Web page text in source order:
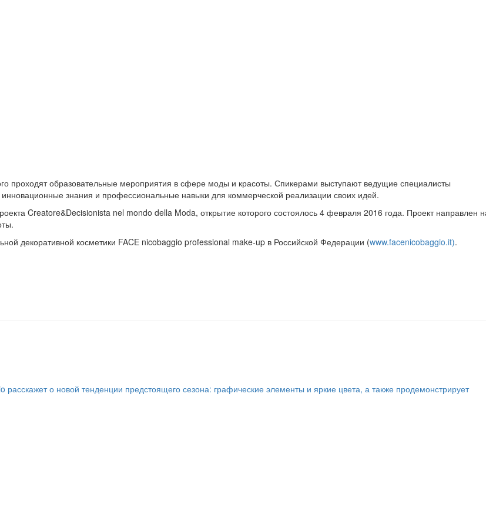
проходят образовательные мероприятия в сфере моды и красоты. Спикерами выступают ведущие специалисты
знания и профессиональные навыки для коммерческой реализации своих идей.
Creatore&Decisionista nel mondo della Moda, открытие которого состоялось 4 февраля 2016 года. Проект направлен
декоративной косметики FACE nicobaggio professional make-up в Российской Федерации (www.facenicobaggio.it).
о новой тенденции предстоящего сезона: графические элементы и яркие цвета, а также продемонстрирует